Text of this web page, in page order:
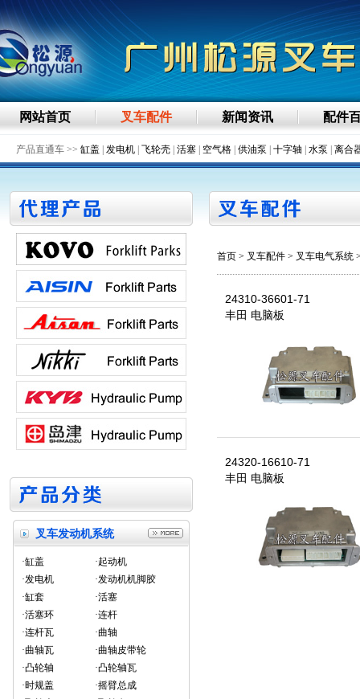
网站首页 叉车配件 新闻资讯 配件
产品直通车 >> 缸盖 发电机 飞轮壳 活塞 空气格 供油泵 十字轴 水泵 离合
叉车发动机系统
·缸盖
·起动机
·发电机
·发动机机脚胶
·缸套
·活塞
·活塞环
·连杆
·连杆瓦
·曲轴
·曲轴瓦
·曲轴皮带轮
·凸轮轴
·凸轮轴瓦
·时规盖
·摇臂总成
首页 > 叉车配件 > 叉车电气系统
24310-36601-71
丰田 电脑板
24320-16610-71
丰田 电脑板